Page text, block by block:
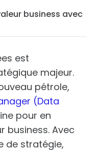
business avec
est
majeur.
pétrole,
(Data
pour en
business. Avec
de stratégie,